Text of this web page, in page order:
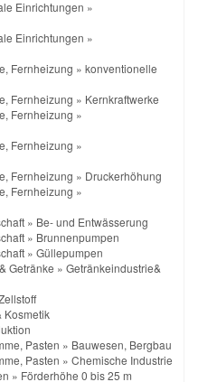
Einrichtungen »
Einrichtungen »
Fernheizung » konventionelle
Fernheizung » Kernkraftwerke
Fernheizung »
Fernheizung »
Fernheizung » Druckerhöhung
Fernheizung »
» Be- und Entwässerung
» Brunnenpumpen
» Güllepumpen
Getränke » Getränkeindustrie&
Kosmetik
Pasten » Bauwesen, Bergbau
Pasten » Chemische Industrie
» Förderhöhe 0 bis 25 m